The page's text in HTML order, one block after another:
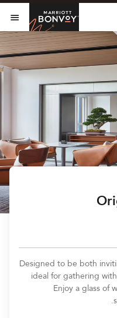
Skip to Content
Designed to be both
ideal for gathering
Enjoy a glass of